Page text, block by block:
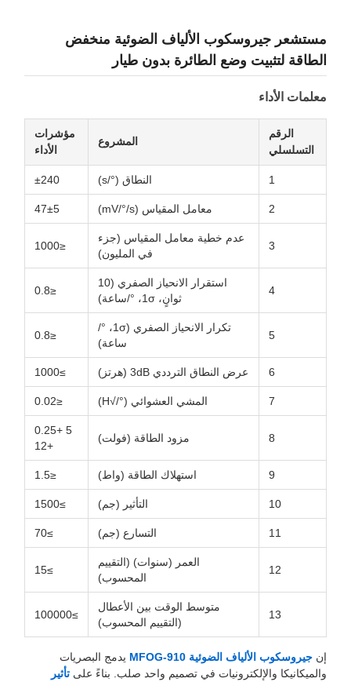
مستشعر جيروسكوب الألياف الضوئية منخفض
الطاقة لتثبيت وضع الطائرة بدون طيار
معلمات الأداء
الرقم
التسلسلي
المشروع
مؤشرات
الأداء
النطاق (°/s) ±240
معامل المقياس (mV/°/s) 47±5
عدم خطية معامل المقياس (جزء
في المليون)
≤1000
4
استقرار الانحياز الصفري (10
ثوانٍ، 1σ، °/ساعة)
≤0.8
5
تكرار الانحياز الصفري (1σ، °/
ساعة)
≤0.8
عرض النطاق الترددي 3dB (هرتز) ≥1000
المشي العشوائي (°/√H) ≤0.02
مزود الطاقة (فولت)
5 +0.25
+12
استهلاك الطاقة (واط) ≤1.5
10 التأثير (جم) ≥1500
11 التسارع (جم) ≥70
12
العمر (سنوات) (التقييم
المحسوب)
≥15
13
متوسط ​​الوقت بين الأعطال
(التقييم المحسوب)
≥100000
إنجيروسكوب الألياف الضوئية MFOG-910
يدمج البصريات
والميكانيكا والإلكترونيات في تصميم واحد صلب. بناءً على تأثير